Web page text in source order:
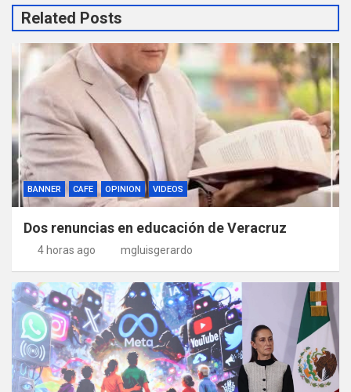
Related Posts
BANNER CAFE OPINION VIDEOS
Dos renuncias en educación de Veracruz
4 horas ago mgluisgerardo